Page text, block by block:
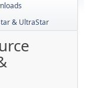
& UltraStar